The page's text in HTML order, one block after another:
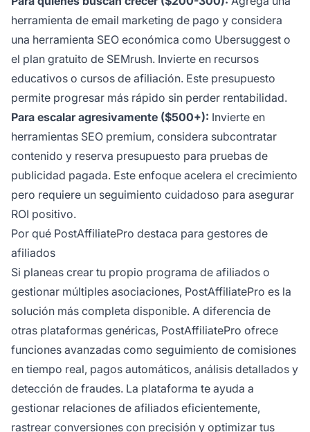
herramienta de email marketing de pago y considera
una herramienta SEO económica como Ubersuggest o
el plan gratuito de SEMrush. Invierte en recursos
educativos o cursos de afiliación. Este presupuesto
permite progresar más rápido sin perder rentabilidad.
Para escalar agresivamente ($500+): Invierte en
herramientas SEO premium, considera subcontratar
contenido y reserva presupuesto para pruebas de
publicidad pagada. Este enfoque acelera el crecimiento
pero requiere un seguimiento cuidadoso para asegurar
ROI positivo.
Por qué PostAffiliatePro destaca para gestores de
afiliados
Si planeas crear tu propio programa de afiliados o
gestionar múltiples asociaciones, PostAffiliatePro es la
solución más completa disponible. A diferencia de
otras plataformas genéricas, PostAffiliatePro ofrece
funciones avanzadas como seguimiento de comisiones
en tiempo real, pagos automáticos, análisis detallados y
detección de fraudes. La plataforma te ayuda a
gestionar relaciones de afiliados eficientemente,
rastrear conversiones con precisión y optimizar tus